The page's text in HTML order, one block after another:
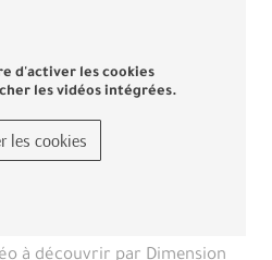
d'activer les cookies
les vidéos intégrées.
les cookies
à découvrir par Dimension